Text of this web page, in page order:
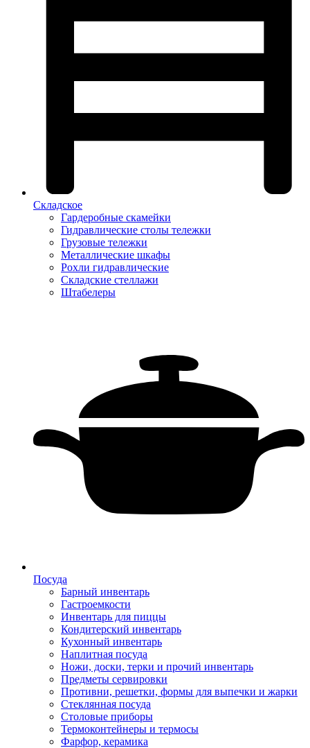
Складское
Гардеробные скамейки
Гидравлические столы тележки
Грузовые тележки
Металлические шкафы
Рохли гидравлические
Складские стеллажи
Штабелеры
Посуда
Барный инвентарь
Гастроемкости
Инвентарь для пиццы
Кондитерский инвентарь
Кухонный инвентарь
Наплитная посуда
Ножи, доски, терки и прочий инвентарь
Предметы сервировки
Противни, решетки, формы для выпечки и жарки
Стеклянная посуда
Столовые приборы
Термоконтейнеры и термосы
Фарфор, керамика